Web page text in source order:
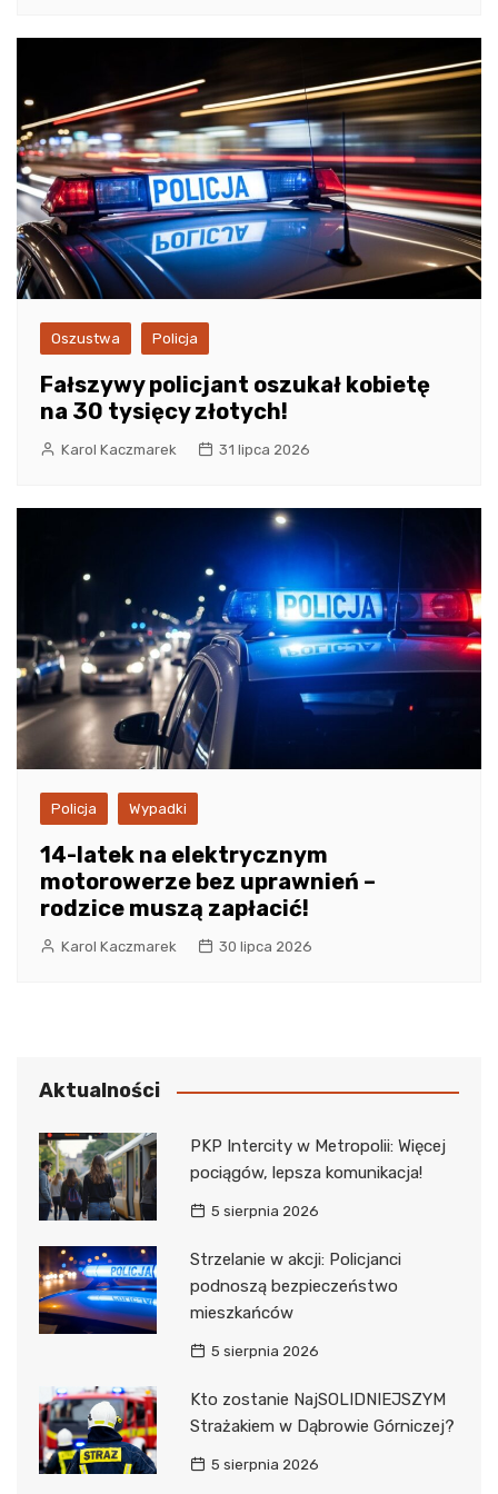
Oszustwa Policja
Fałszywy policjant oszukał kobietę
na 30 tysięcy złotych!
Karol Kaczmarek 31 lipca 2026
Policja Wypadki
14-latek na elektrycznym
motorowerze bez uprawnień –
rodzice muszą zapłacić!
Karol Kaczmarek 30 lipca 2026
Aktualności
PKP Intercity w Metropolii: Więcej
pociągów, lepsza komunikacja!
5 sierpnia 2026
Strzelanie w akcji: Policjanci
podnoszą bezpieczeństwo
mieszkańców
5 sierpnia 2026
Kto zostanie NajSOLIDNIEJSZYM
Strażakiem w Dąbrowie Górniczej?
5 sierpnia 2026